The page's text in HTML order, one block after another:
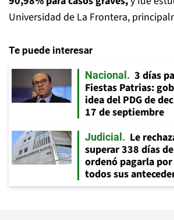
Universidad de La Frontera,
Te puede interesar
Nacional
3 días
Fiestas Patrias:
idea del PDG de
17 de septiembre
Judicial
Le
superar 338 días
ordenó pagarla
todos sus